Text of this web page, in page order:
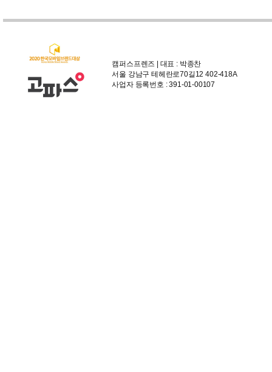
캠퍼스프렌즈 | 대표 : 박종찬
서울 강남구 테헤란로70길12 402-418A
사업자 등록번호 : 391-01-00107